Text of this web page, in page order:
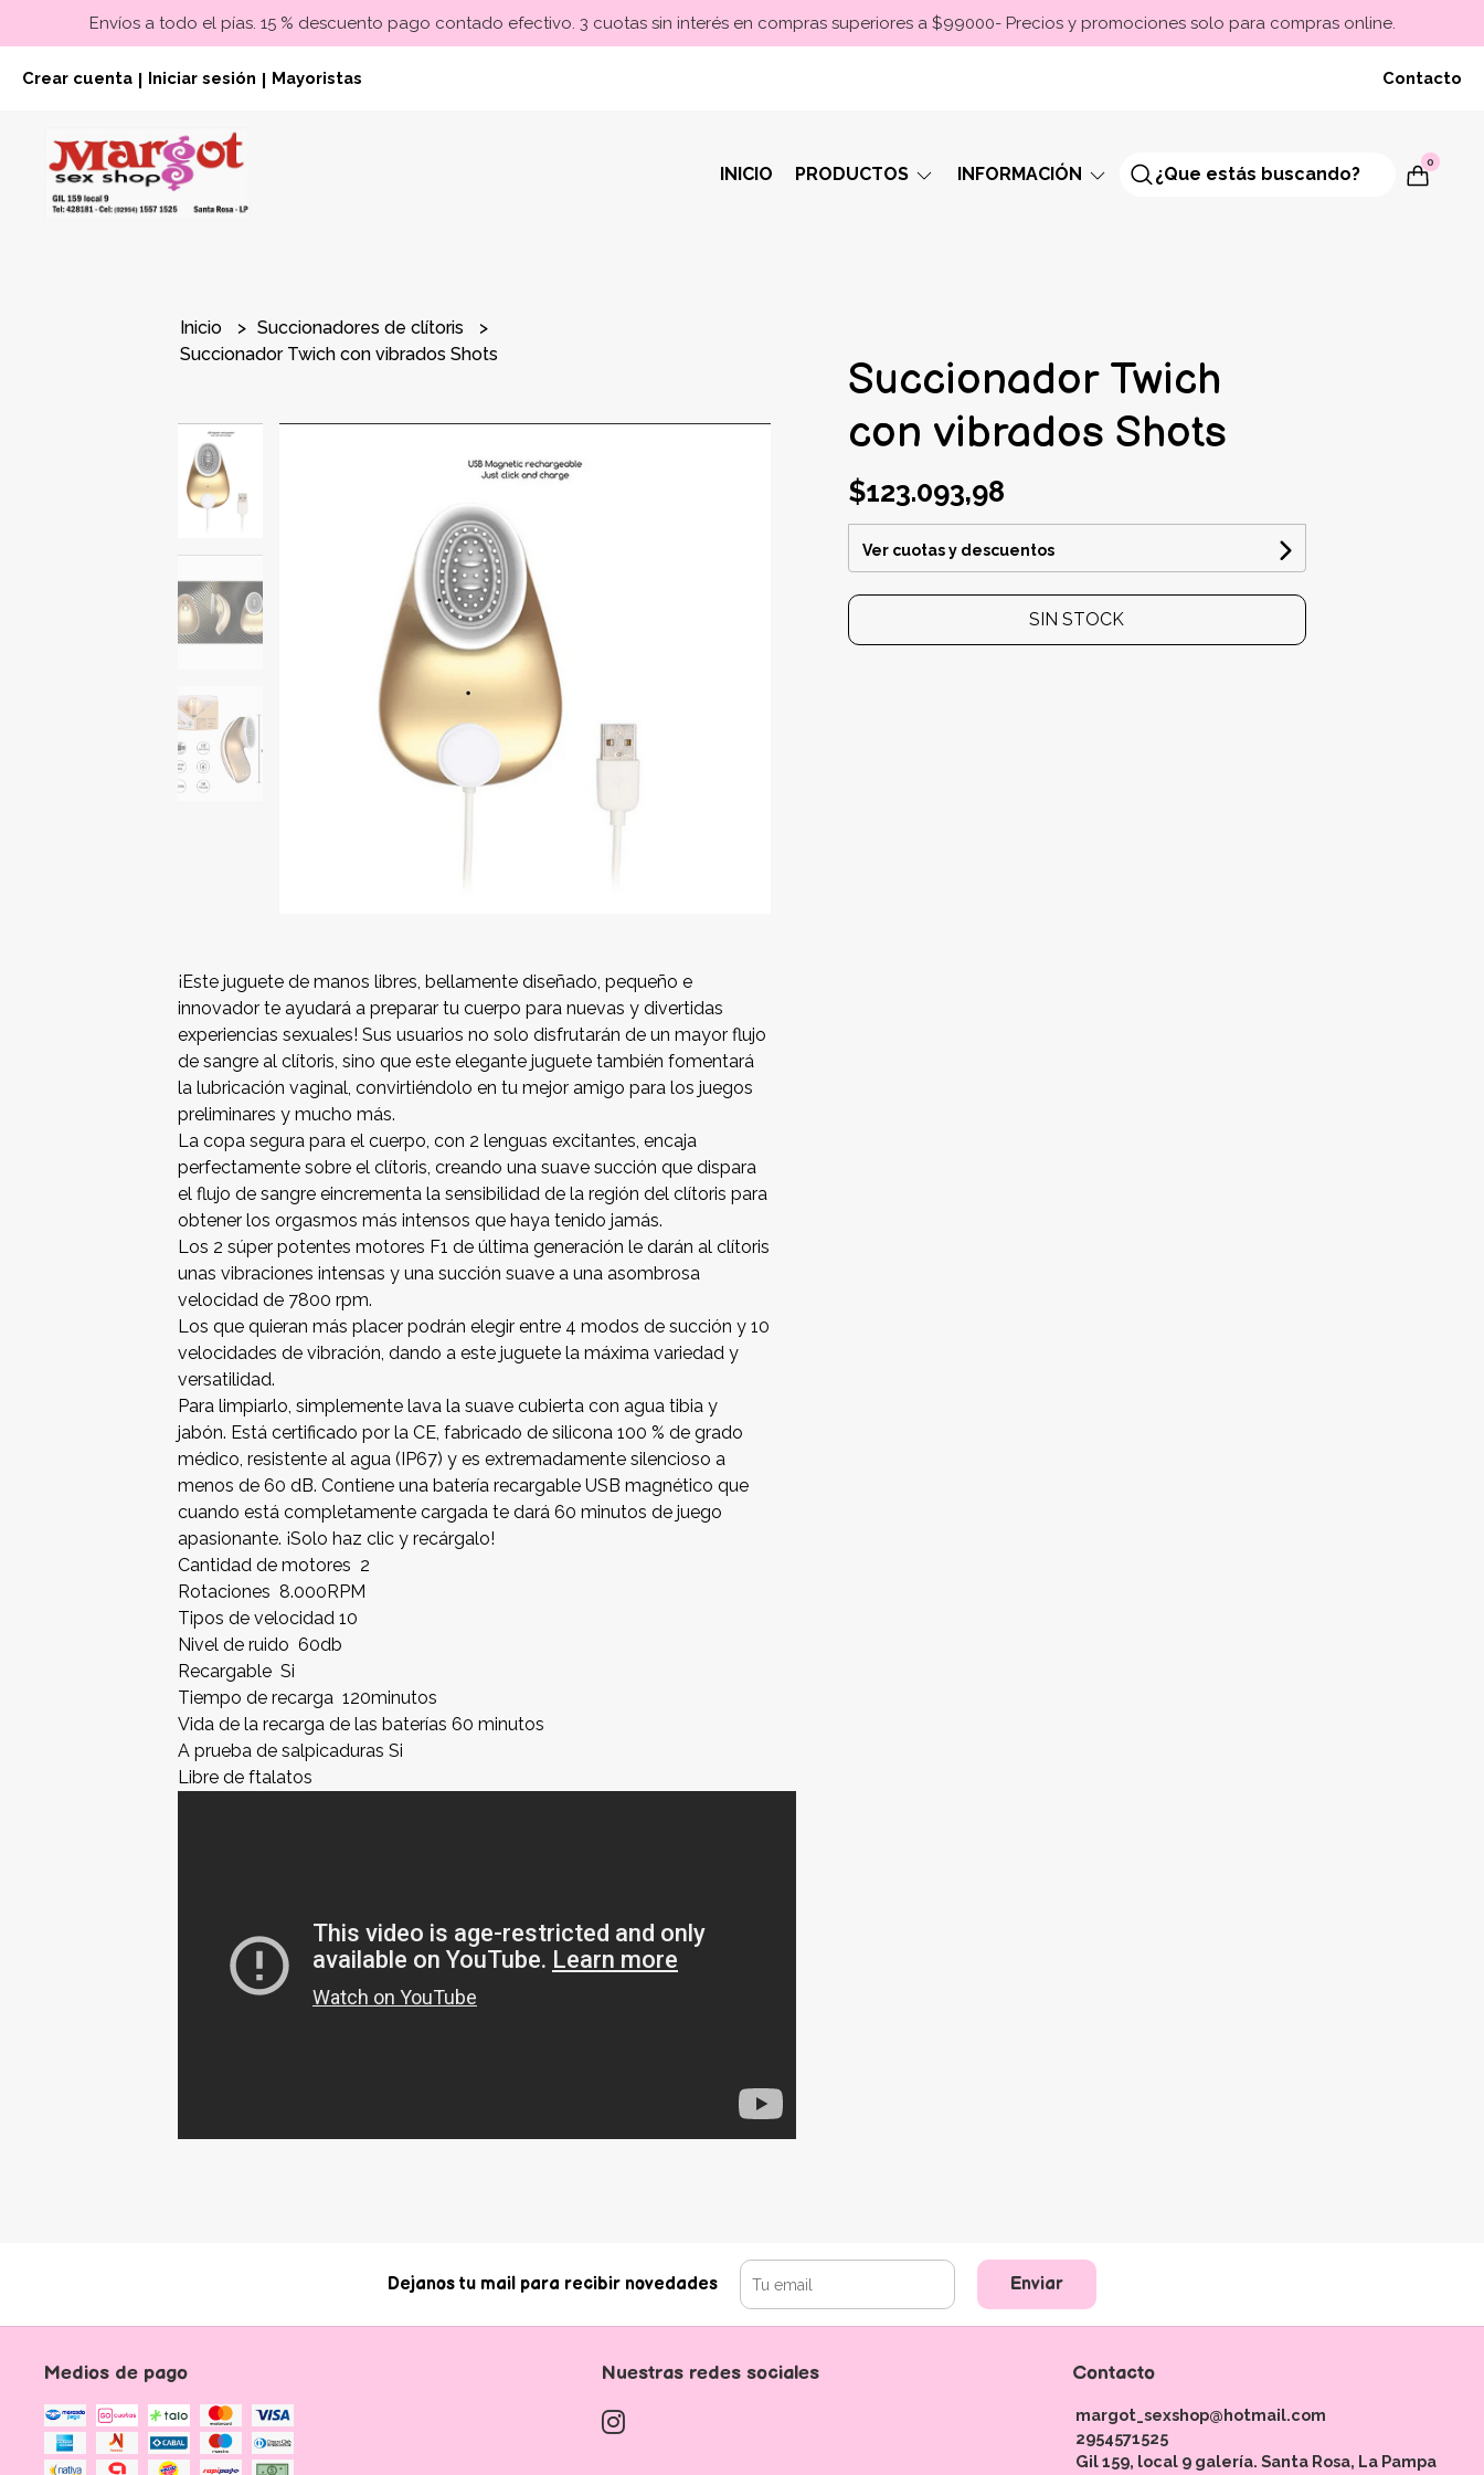
Envíos a todo el pías. 15 % descuento pago contado efectivo. 3 cuotas sin interés en compras superiores a $99000- Precios y promociones solo para compras online.
Crear cuenta Iniciar sesión Mayoristas Contacto
INICIO PRODUCTOS INFORMACIÓN
0
Inicio
Succionadores de clítoris
Succionador Twich con vibrados Shots
¡Este juguete de manos libres, bellamente diseñado, pequeño e
innovador te ayudará a preparar tu cuerpo para nuevas y divertidas
experiencias sexuales! Sus usuarios no solo disfrutarán de un mayor flujo
de sangre al clítoris, sino que este elegante juguete también fomentará
la lubricación vaginal, convirtiéndolo en tu mejor amigo para los juegos
preliminares y mucho más.
La copa segura para el cuerpo, con 2 lenguas excitantes, encaja
perfectamente sobre el clítoris, creando una suave succión que dispara
el flujo de sangre eincrementa la sensibilidad de la región del clítoris para
obtener los orgasmos más intensos que haya tenido jamás.
Los 2 súper potentes motores F1 de última generación le darán al clítoris
unas vibraciones intensas y una succión suave a una asombrosa
velocidad de 7800 rpm.
Los que quieran más placer podrán elegir entre 4 modos de succión y 10
velocidades de vibración, dando a este juguete la máxima variedad y
versatilidad.
Para limpiarlo, simplemente lava la suave cubierta con agua tibia y
jabón. Está certificado por la CE, fabricado de silicona 100 % de grado
médico, resistente al agua (IP67) y es extremadamente silencioso a
menos de 60 dB. Contiene una batería recargable USB magnético que
cuando está completamente cargada te dará 60 minutos de juego
apasionante. ¡Solo haz clic y recárgalo!
Cantidad de motores 2
Rotaciones 8.000RPM
Tipos de velocidad 10
Nivel de ruido 60db
Recargable Si
Tiempo de recarga 120minutos
Vida de la recarga de las baterías 60 minutos
A prueba de salpicaduras Si
Libre de ftalatos
Succionador Twich
con vibrados Shots
$123.093,98
Ver cuotas y descuentos
SIN STOCK
Dejanos tu mail para recibir novedades Enviar
Medios de pago Nuestras redes sociales Contacto
margot_sexshop@hotmail.com
2954571525
Gil 159, local 9 galería. Santa Rosa, La Pampa